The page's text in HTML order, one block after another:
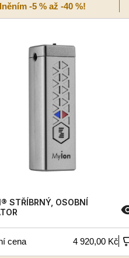
-5 % až -40 %!
STŘÍBRNÝ, OSOBNÍ
cena 4 920,00 Kč